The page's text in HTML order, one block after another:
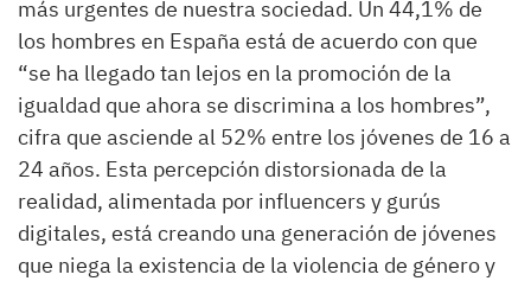
más urgentes de nuestra sociedad. Un 44,1% de
los hombres en España está de acuerdo con que
“se ha llegado tan lejos en la promoción de la
igualdad que ahora se discrimina a los hombres”,
cifra que asciende al 52% entre los jóvenes de 16 a
24 años. Esta percepción distorsionada de la
realidad, alimentada por influencers y gurús
digitales, está creando una generación de jóvenes
que niega la existencia de la violencia de género y